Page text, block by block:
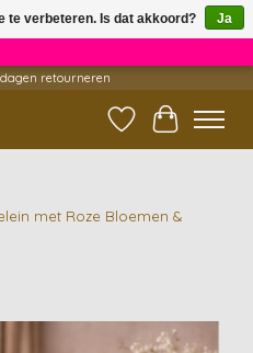
×
retourneren
Verlanglijst
met Roze Bloemen &
te verbeteren. Is dat akkoord?
Ja